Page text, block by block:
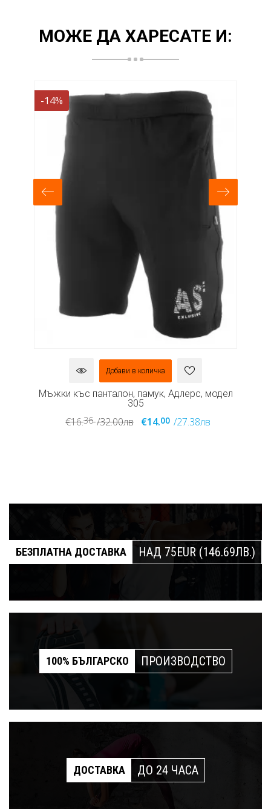
МОЖЕ ДА ХАРЕСАТЕ И:
-14%
Добави в количка
Мъжки къс панталон, памук, Адлерс, модел
305
€16.36 /32.00лв €14.00 /27.38лв
БЕЗПЛАТНА ДОСТАВКА НАД 75EUR (146.69ЛВ.)
100% БЪЛГАРСКО ПРОИЗВОДСТВО
ДОСТАВКА ДО 24 ЧАСА